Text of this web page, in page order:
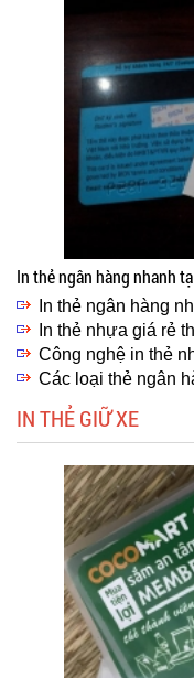
In thẻ ngân hàng nhanh
In thẻ ngân hàng
In thẻ nhựa giá rẻ
Công nghệ in thẻ
Các loại thẻ ngân
IN THẺ GIỮ XE